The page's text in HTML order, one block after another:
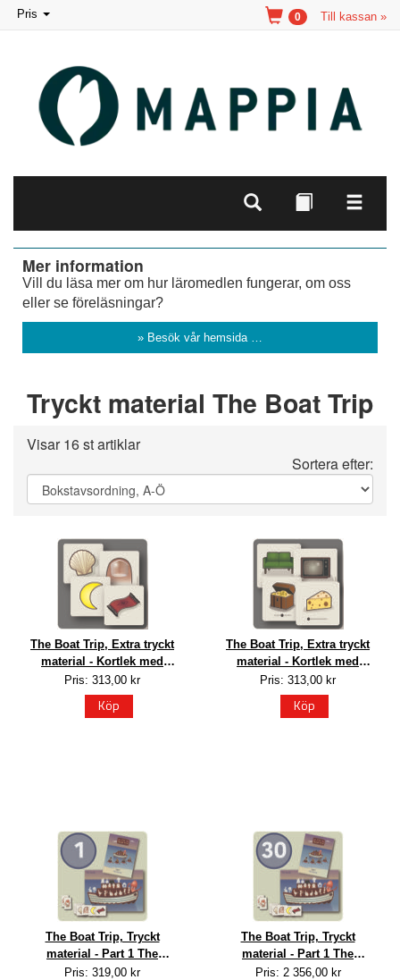
Toggle
navigation
Pris Till kassan »
0
Mer information
Vill du läsa mer om hur läromedlen fungerar, om oss
eller se föreläsningar?
» Besök vår hemsida …
Tryckt material The Boat Trip
Visar 16 st artiklar
Sortera efter:
The Boat Trip, Extra tryckt
material - Kortlek med
glosbilder Part 1&3
Pris: 313,00 kr
Köp
The Boat Trip, Extra tryckt
material - Kortlek med
glosbilder Part 2
Pris: 313,00 kr
Köp
The Boat Trip, Tryckt
material - Part 1 The
Journey, 1 elev
Pris: 319,00 kr
The Boat Trip, Tryckt
material - Part 1 The
Journey, 30 elever
Pris: 2 356,00 kr